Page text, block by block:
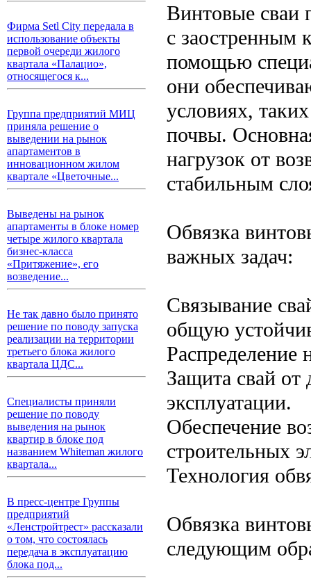
Фирма Setl City передала в
использование объекты
первой очереди жилого
квартала «Палацио»,
относящегося к...
Группа предприятий МИЦ
приняла решение о
выведении на рынок
апартаментов в
инновационном жилом
квартале «Цветочные...
Выведены на рынок
апартаменты в блоке номер
четыре жилого квартала
бизнес-класса
«Притяжение», его
возведение...
Не так давно было принято
решение по поводу запуска
реализации на территории
третьего блока жилого
квартала ЦДС...
Специалисты приняли
решение по поводу
выведения на рынок
квартир в блоке под
названием Whiteman жилого
квартала...
В пресс-центре Группы
предприятий
«Ленстройтрест» рассказали
о том, что состоялась
передача в эксплуатацию
блока под...
Винтовые сваи
с заостренным
помощью
они
условиях,
почвы.
нагрузок от
стабильным
Обвязка
важных задач:
Связывание
общую
Распределение
Защита свай
эксплуатации.
Обеспечение
строительных
Технология
Обвязка
следующим